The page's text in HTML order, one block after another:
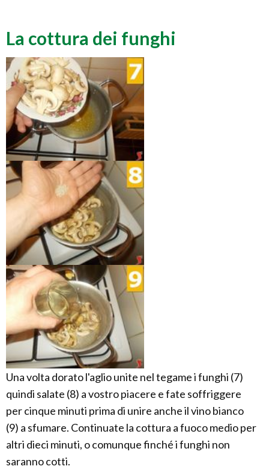
La cottura dei funghi
Una volta dorato l'aglio unite nel tegame i funghi (7)
quindi salate (8) a vostro piacere e fate soffriggere
per cinque minuti prima di unire anche il vino bianco
(9) a sfumare. Continuate la cottura a fuoco medio per
altri dieci minuti, o comunque finché i funghi non
saranno cotti.